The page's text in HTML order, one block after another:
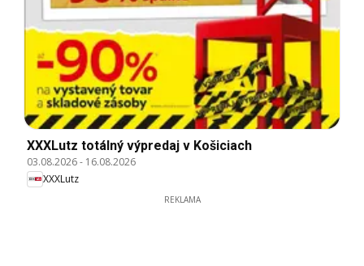
XXXLutz totálný výpredaj v Košiciach
03.08.2026- 16.08.2026
XXXLutz
REKLAMA